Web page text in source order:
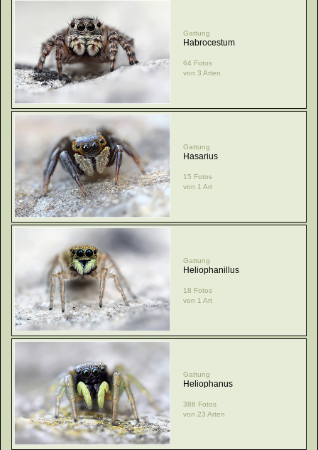
Gattung
Habrocestum
64 Fotos
von 3 Arten
Gattung
Hasarius
15 Fotos
von 1 Art
Gattung
Heliophanillus
18 Fotos
von 1 Art
Gattung
Heliophanus
386 Fotos
von 23 Arten